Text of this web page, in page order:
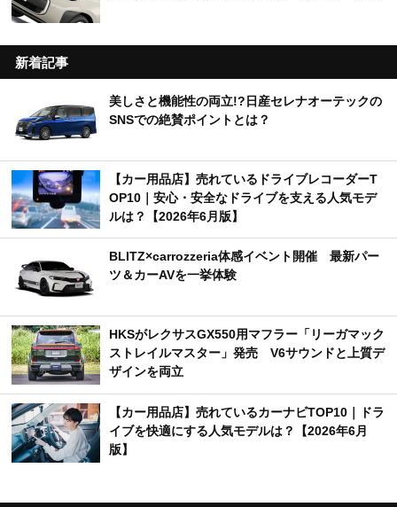
新着記事
美しさと機能性の両立!?日産セレナオーテックの
SNSでの絶賛ポイントとは？
【カー用品店】売れているドライブレコーダーT
OP10｜安心・安全なドライブを支える人気モデ
ルは？【2026年6月版】
BLITZ×carrozzeria体感イベント開催 最新パー
ツ＆カーAVを一挙体験
HKSがレクサスGX550用マフラー「リーガマック
ストレイルマスター」発売 V6サウンドと上質デ
ザインを両立
【カー用品店】売れているカーナビTOP10｜ドラ
イブを快適にする人気モデルは？【2026年6月
版】